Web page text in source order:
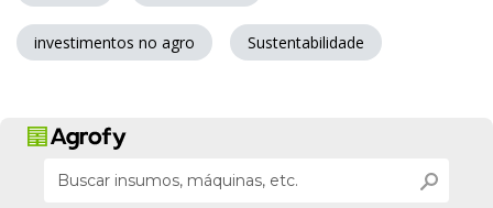
investimentos no agro Sustentabilidade